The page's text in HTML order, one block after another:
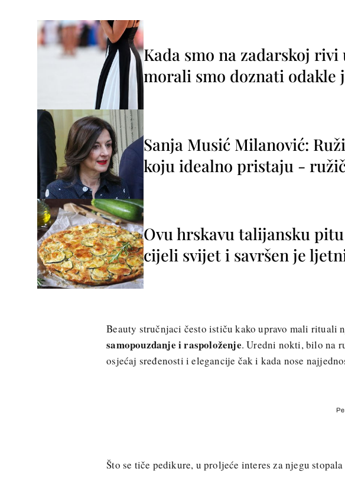
Kada smo na zadarskoj
morali smo doznati odakle
Sanja Musić Milanović:
koju idealno pristaju -
Ovu hrskavu talijansku
cijeli svijet i savršen je
Beauty stručnjaci često ističu kako upravo mali rituali
samopouzdanje i raspoloženje. Uredni nokti, bilo na
osjećaj sređenosti i elegancije čak i kada nose
Što se tiče pedikure, u proljeće interes za njegu stopala